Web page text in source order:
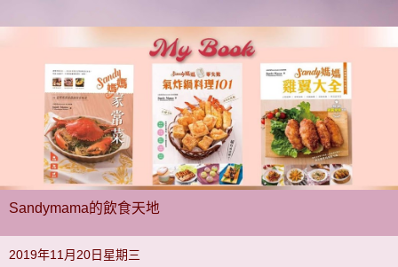
Sandymama的飲食天地
2019年11月20日星期三